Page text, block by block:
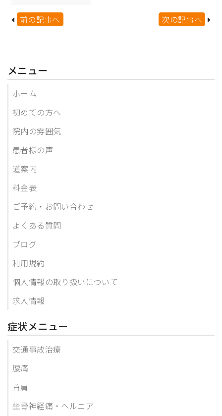
前の記事へ 次の記事へ
メニュー
ホーム
初めての方へ
院内の雰囲気
患者様の声
道案内
料金表
ご予約・お問い合わせ
よくある質問
ブログ
利用規約
個人情報の取り扱いについて
求人情報
症状メニュー
交通事故治療
腰痛
首肩
坐骨神経痛・ヘルニア